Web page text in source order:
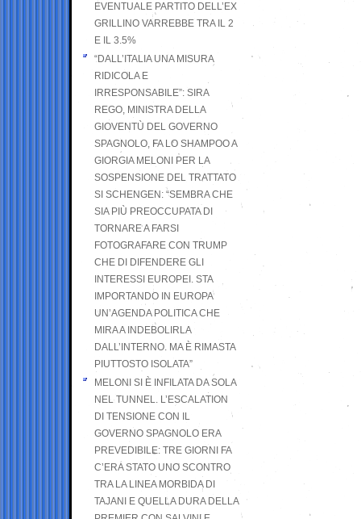
EVENTUALE PARTITO DELL’EX
GRILLINO VARREBBE TRA IL 2
E IL 3.5%
“DALL’ITALIA UNA MISURA
RIDICOLA E
IRRESPONSABILE”: SIRA
REGO, MINISTRA DELLA
GIOVENTÙ DEL GOVERNO
SPAGNOLO, FA LO SHAMPOO A
GIORGIA MELONI PER LA
SOSPENSIONE DEL TRATTATO
SI SCHENGEN: “SEMBRA CHE
SIA PIÙ PREOCCUPATA DI
TORNARE A FARSI
FOTOGRAFARE CON TRUMP
CHE DI DIFENDERE GLI
INTERESSI EUROPEI. STA
IMPORTANDO IN EUROPA
UN’AGENDA POLITICA CHE
MIRA A INDEBOLIRLA
DALL’INTERNO. MA È RIMASTA
PIUTTOSTO ISOLATA”
MELONI SI È INFILATA DA SOLA
NEL TUNNEL. L’ESCALATION
DI TENSIONE CON IL
GOVERNO SPAGNOLO ERA
PREVEDIBILE: TRE GIORNI FA
C’ERA STATO UNO SCONTRO
TRA LA LINEA MORBIDA DI
TAJANI E QUELLA DURA DELLA